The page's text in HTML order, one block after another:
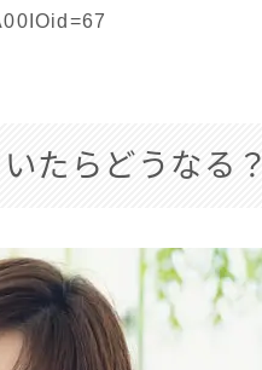
たらどうなる？